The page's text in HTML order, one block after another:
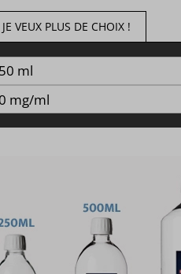
JE VEUX PLUS DE CHOIX !